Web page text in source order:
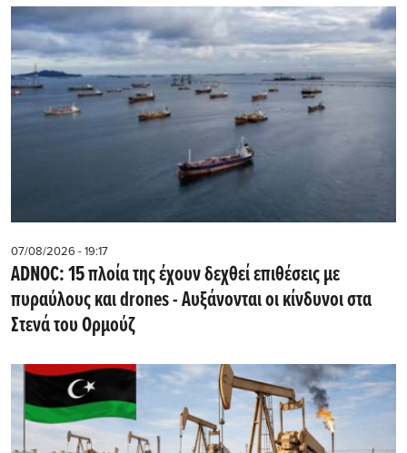
07/08/2026 - 19:17
ADNOC: 15 πλοία της έχουν δεχθεί επιθέσεις με
πυραύλους και drones - Aυξάνονται οι κίνδυνοι στα
Στενά του Ορμούζ